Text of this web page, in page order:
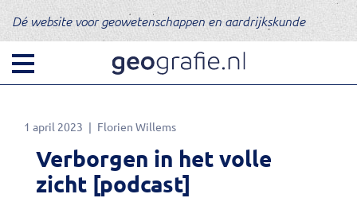
Dé website voor geowetenschappen en aardrijkskunde
1 april 2023 Florien Willems
Verborgen in het volle
zicht [podcast]